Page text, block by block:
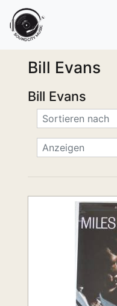
Bill Evans
Bill Evans